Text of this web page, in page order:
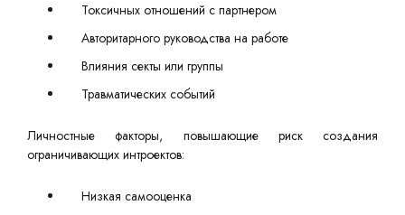
Токсичных отношений с партнером
Авторитарного руководства на работе
Влияния секты или группы
Травматических событий
Личностные факторы, повышающие риск создания
ограничивающих интроектов:
Низкая самооценка